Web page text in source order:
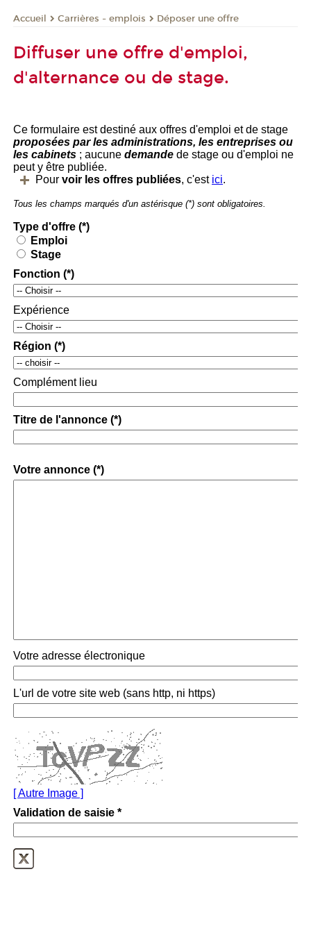
Accueil Carrières - emplois Déposer une offre
Diffuser une offre d'emploi,
d'alternance ou de stage.